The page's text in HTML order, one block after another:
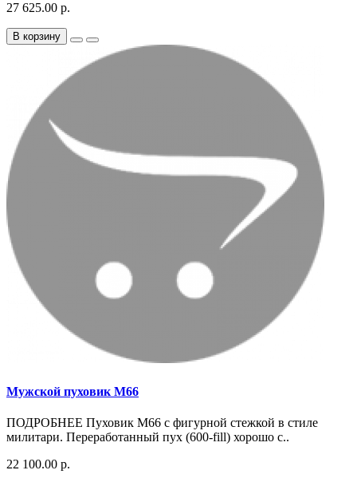
27 625.00 р.
В корзину
Мужской пуховик M66
ПОДРОБНЕЕ Пуховик M66 с фигурной стежкой в стиле
милитари. Переработанный пух (600-fill) хорошо с..
22 100.00 р.